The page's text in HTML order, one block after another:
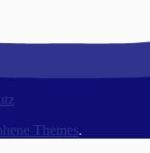
Themes.